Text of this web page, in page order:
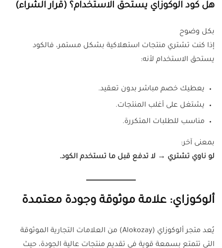
هل كود الوكوزاي يستحق الاستخدام؟ (قرار الشراء)
بكل وضوح
إذا كنت تشتري منتجات استهلاكية بشكل مستمر، فالكود
يستحق الاستخدام لأنه:
يعطيك خصم مباشر بدون تعقيد.
يشتغل على أغلب المنتجات.
مناسب للطلبات المتكررة.
بمعنى آخر:
لو ناوي تشتري → لا تدفع قبل ما تستخدم الكود.
ألوكوزاي: علامة موثوقة وجودة معتمدة
يُعد متجر ألوكوزاي (Alokozay) من العلامات التجارية الموثوقة
التي تتمتع بسمعة قوية في تقديم منتجات عالية الجودة، حيث